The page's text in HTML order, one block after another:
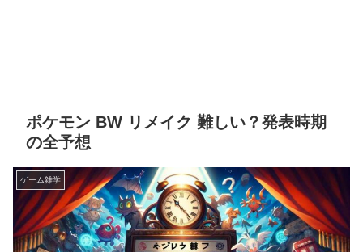
ポケモン BW リメイク 難しい？発表時期
の全予想
ゲーム雑学